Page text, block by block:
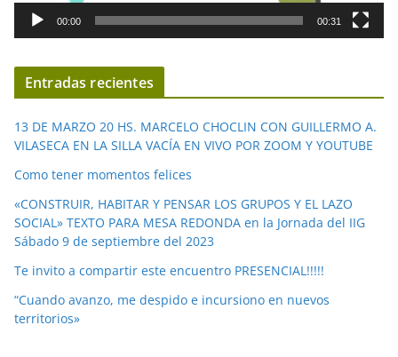
d
í
d
o
00:00 00:31
Entradas recientes
13 DE MARZO 20 HS. MARCELO CHOCLIN CON GUILLERMO A.
VILASECA EN LA SILLA VACÍA EN VIVO POR ZOOM Y YOUTUBE
Como tener momentos felices
«CONSTRUIR, HABITAR Y PENSAR LOS GRUPOS Y EL LAZO
SOCIAL» TEXTO PARA MESA REDONDA en la Jornada del IIG
Sábado 9 de septiembre del 2023
Te invito a compartir este encuentro PRESENCIAL!!!!!
“Cuando avanzo, me despido e incursiono en nuevos
territorios»